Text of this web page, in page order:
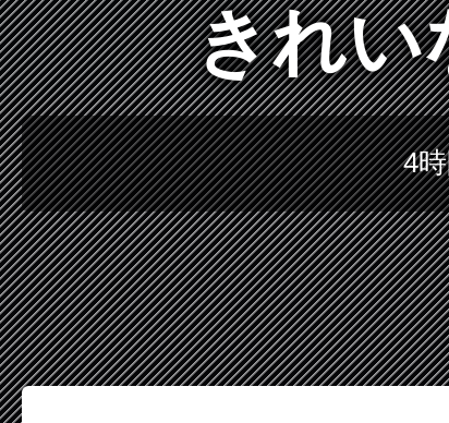
きれい
4